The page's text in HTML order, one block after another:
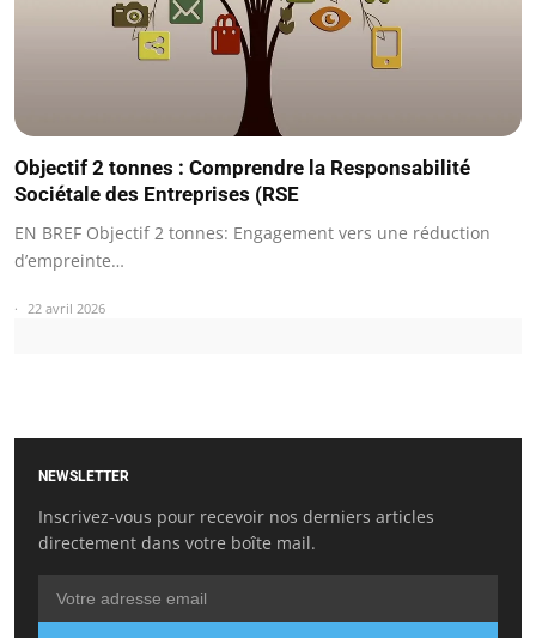
Objectif 2 tonnes : Comprendre la Responsabilité
Sociétale des Entreprises (RSE
EN BREF Objectif 2 tonnes: Engagement vers une réduction
d’empreinte…
22 avril 2026
NEWSLETTER
Inscrivez-vous pour recevoir nos derniers articles
directement dans votre boîte mail.